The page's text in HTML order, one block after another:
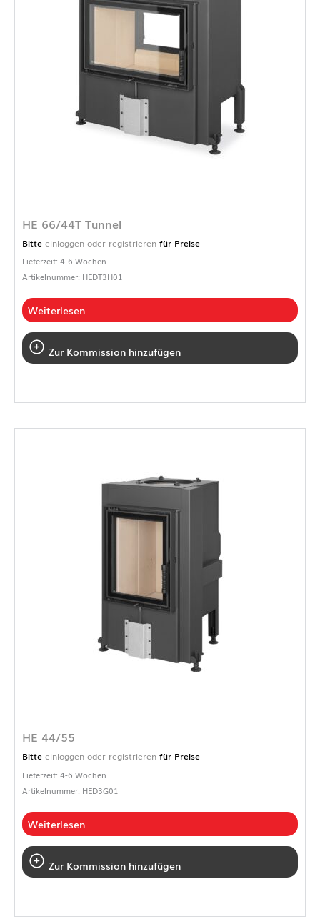
HE 66/44T Tunnel
Bitte einloggen oder registrieren für Preise
Lieferzeit: 4-6 Wochen
Artikelnummer: HEDT3H01
Weiterlesen
Zur Kommission hinzufügen
HE 44/55
Bitte einloggen oder registrieren für Preise
Lieferzeit: 4-6 Wochen
Artikelnummer: HED3G01
Weiterlesen
Zur Kommission hinzufügen